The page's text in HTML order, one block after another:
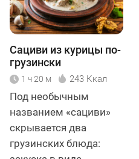
Сациви из курицы по-
грузински
1 ч 20 м 243 Ккал
Под необычным
названием «сациви»
скрывается два
грузинских блюда: